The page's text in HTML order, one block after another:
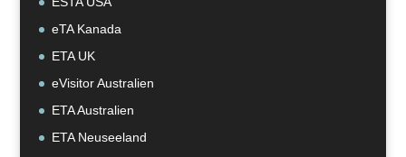
eTA Kanada
ETA UK
eVisitor Australien
ETA Australien
ETA Neuseeland